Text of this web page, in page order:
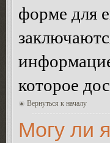
форме для
которое
Вернуться к началу
Могу ли